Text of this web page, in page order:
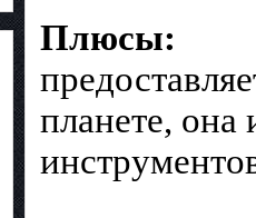
Плюсы:
планете, она